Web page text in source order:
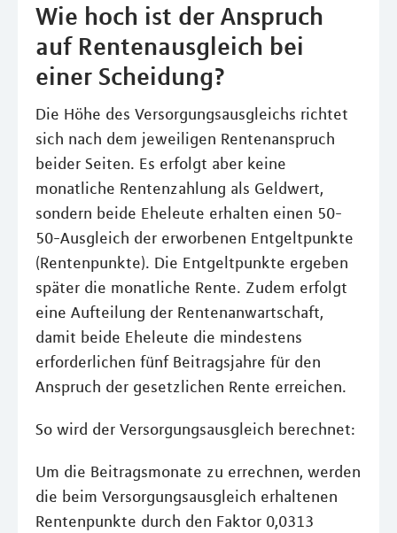
Wie hoch ist der Anspruch
auf Rentenausgleich bei
einer Scheidung?
Die Höhe des Versorgungsausgleichs richtet
sich nach dem jeweiligen Rentenanspruch
beider Seiten. Es erfolgt aber keine
monatliche Rentenzahlung als Geldwert,
sondern beide Eheleute erhalten einen 50-
50-Ausgleich der erworbenen Entgeltpunkte
(Rentenpunkte). Die Entgeltpunkte ergeben
später die monatliche Rente. Zudem erfolgt
eine Aufteilung der Rentenanwartschaft,
damit beide Eheleute die mindestens
erforderlichen fünf Beitragsjahre für den
Anspruch der gesetzlichen Rente erreichen.
So wird der Versorgungsausgleich berechnet:
Um die Beitragsmonate zu errechnen, werden
die beim Versorgungsausgleich erhaltenen
Rentenpunkte durch den Faktor 0,0313